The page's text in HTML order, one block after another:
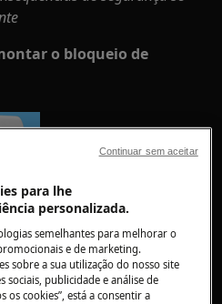
o bloqueio de
para lhe
personalizada.
semelhantes para melhorar o
e de marketing.
sobre a sua utilização do nosso site
sociais, publicidade e análise de
os cookies”, está a consentir a
Continuar sem aceitar